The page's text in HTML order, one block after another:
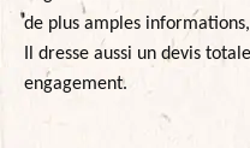
de plus amples
Il dresse aussi un devis
engagement.